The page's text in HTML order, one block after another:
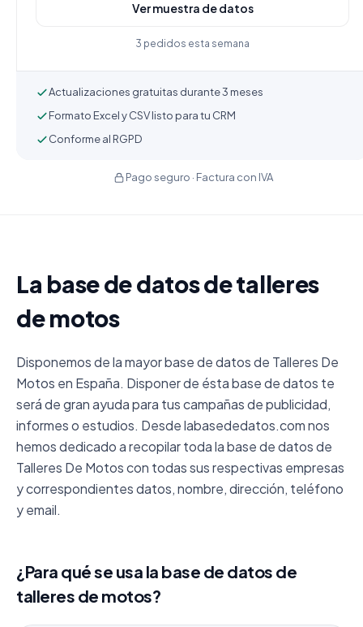
Ver muestra de datos
3 pedidos esta semana
Actualizaciones gratuitas durante 3 meses
Formato Excel y CSV listo para tu CRM
Conforme al RGPD
Pago seguro · Factura con IVA
La base de datos de talleres
de motos
Disponemos de la mayor base de datos de Talleres De
Motos en España. Disponer de ésta base de datos te
será de gran ayuda para tus campañas de publicidad,
informes o estudios. Desde labasededatos.com nos
hemos dedicado a recopilar toda la base de datos de
Talleres De Motos con todas sus respectivas empresas
y correspondientes datos, nombre, dirección, teléfono
y email.
¿Para qué se usa la base de datos de
talleres de motos?